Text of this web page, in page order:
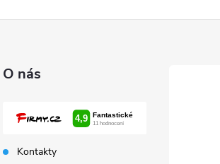
O nás
Kontakty